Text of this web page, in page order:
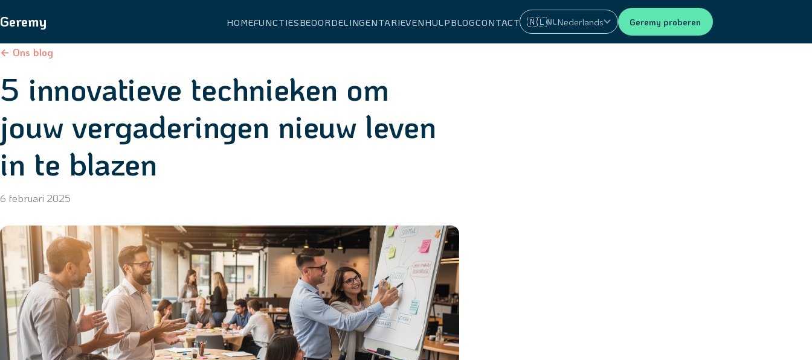
Geremy HOMEFUNCTIESBEOORDELINGENTARIEVENHULPBLOGCONTACT 🇳🇱NLNederlands Geremy proberen
← Ons blog
5 innovatieve technieken om
jouw vergaderingen nieuw leven
in te blazen
6 februari 2025